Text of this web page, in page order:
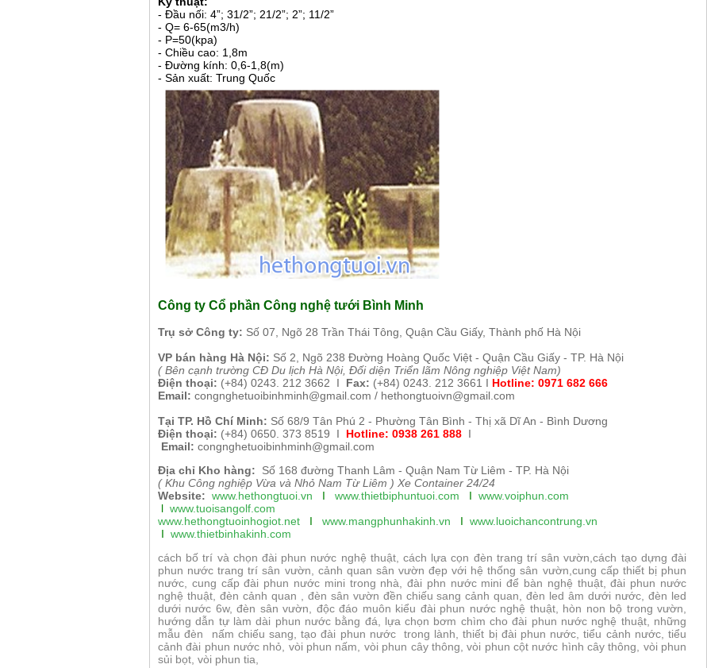
- Đầu nối: 4”; 31/2”; 21/2”; 2”; 11/2”
- Q= 6-65(m3/h)
- P=50(kpa)
- Chiều cao: 1,8m
- Đường kính: 0,6-1,8(m)
- Sản xuất: Trung Quốc
Công ty Cổ phần Công nghệ tưới Bình Minh
Trụ sở Công ty: Số 07, Ngõ 28 Trần Thái Tông, Quận Cầu Giấy, Thành phố Hà Nội
VP bán hàng Hà Nội: Số 2, Ngõ 238 Đường Hoàng Quốc Việt - Quận Cầu Giấy - TP. Hà Nội
( Bên cạnh trường CĐ Du lịch Hà Nội, Đối diện Triển lãm Nông nghiệp Việt Nam)
Điện thoại: (+84) 0243. 212 3662 I Fax: (+84) 0243. 212 3661 I Hotline: 0971 682 666
Email: congnghetuoibinhminh@gmail.com / hethongtuoivn@gmail.com
Tại TP. Hồ Chí Minh: Số 68/9 Tân Phú 2 - Phường Tân Bình - Thị xã Dĩ An - Bình Dương
Điện thoại: (+84) 0650. 373 8519 I Hotline: 0938 261 888 I
Email: congnghetuoibinhminh@gmail.com
Địa chỉ Kho hàng: Số 168 đường Thanh Lâm - Quận Nam Từ Liêm - TP. Hà Nội
( Khu Công nghiệp Vừa và Nhỏ Nam Từ Liêm ) Xe Container 24/24
Website: www.hethongtuoi.vn I www.thietbiphuntuoi.com I www.voiphun.com
l www.tuoisangolf. com
www.hethongtuoinhogiot.net
I www.mangphunhakinh.vn I www.luoichancontrung.vn
I www.thietbinhakinh.com
cách bố trí và chọn đài phun nước nghệ thuật, cách lựa cọn đèn trang trí sân vườn,cách tạo dựng đài
phun nước trang trí sân vườn, cảnh quan sân vườn đẹp với hệ thống sân vườn,cung cấp thiết bị phun
nước, cung cấp đài phun nước mini trong nhà, đài phn nước mini để bàn nghệ thuật, đài phun nước
nghệ thuật, đèn cảnh quan , đèn sân vườn đền chiếu sang cảnh quan, đèn led âm dưới nước, đèn led
dưới nước 6w, đèn sân vườn, độc đáo muôn kiểu đài phun nước nghệ thuật, hòn non bộ trong vườn,
hướng dẫn tự làm dài phun nước bằng đá, lựa chọn bơm chìm cho đài phun nước nghệ thuật, những
mẫu đèn nấm chiếu sang, tạo đài phun nước trong lành, thiết bị đài phun nước, tiểu cảnh nước, tiểu
cảnh đài phun nước nhỏ, vòi phun nấm, vòi phun cây thông, vòi phun cột nước hình cây thông, vòi phun
sủi bọt, vòi phun tia,